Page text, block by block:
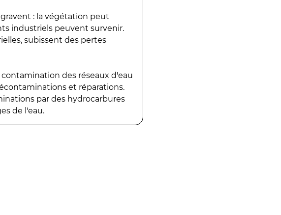
: la végétation peut
industriels peuvent survenir.
subissent des pertes
des réseaux d'eau
et réparations.
par des hydrocarbures
de l'eau.